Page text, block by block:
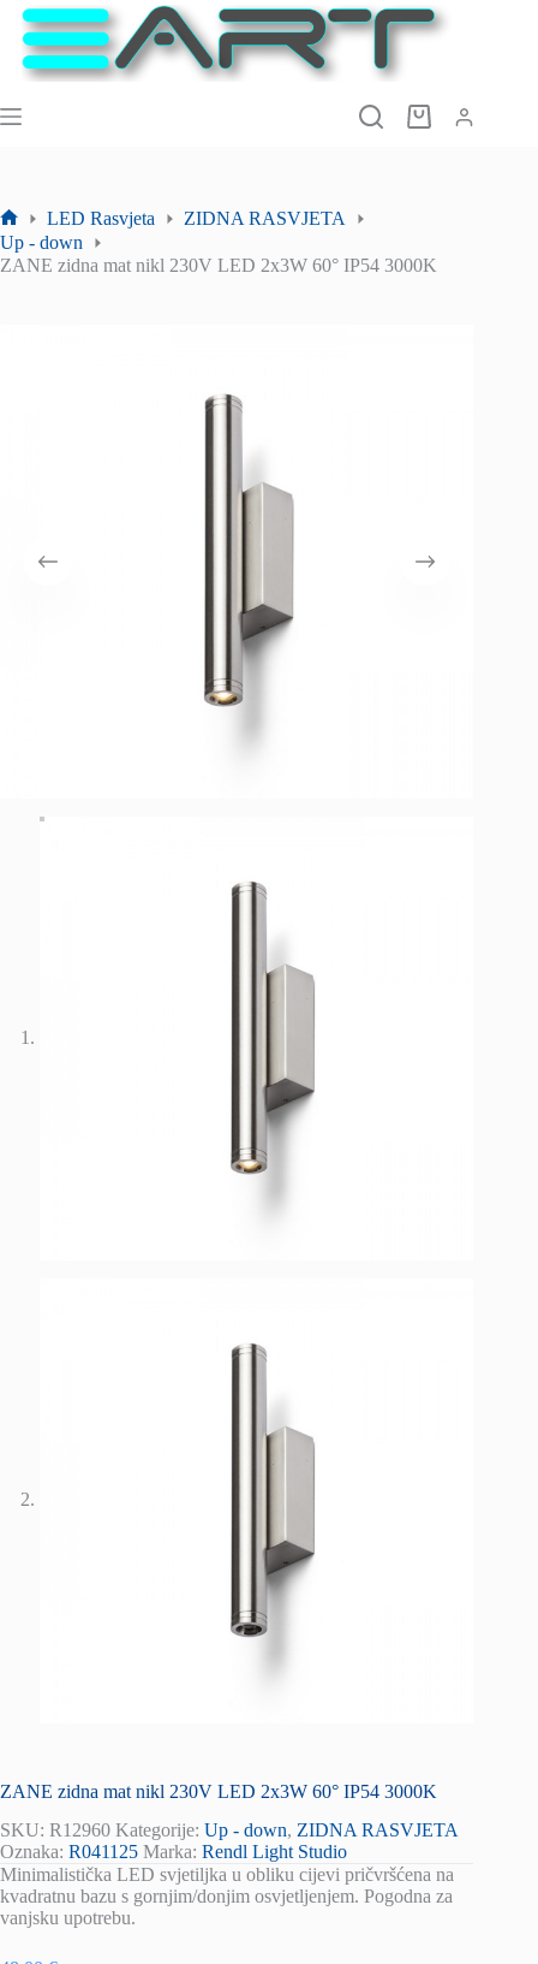
Preskoči
sadržaj
Košarica
Početna
stranica
LED Rasvjeta
ZIDNA RASVJETA
Up - down
ZANE zidna mat nikl 230V LED 2x3W 60° IP54 3000K
ZANE zidna mat nikl 230V LED 2x3W 60° IP54 3000K
SKU: R12960 Kategorije: Up - down, ZIDNA RASVJETA
Oznaka: R041125 Marka: Rendl Light Studio
Minimalistička LED svjetiljka u obliku cijevi pričvršćena na
kvadratnu bazu s gornjim/donjim osvjetljenjem. Pogodna za
vanjsku upotrebu.